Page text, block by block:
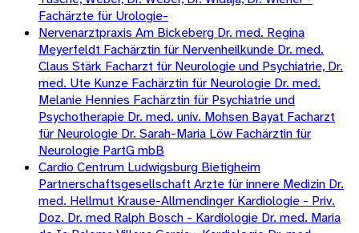
Fachärzte für Urologie-
Nervenarztpraxis Am Bickeberg Dr. med. Regina
Meyerfeldt Fachärztin für Nervenheilkunde Dr. med.
Claus Stärk Facharzt für Neurologie und Psychiatrie, Dr.
med. Ute Kunze Fachärztin für Neurologie Dr. med.
Melanie Hennies Fachärztin für Psychiatrie und
Psychotherapie Dr. med. univ. Mohsen Bayat Facharzt
für Neurologie Dr. Sarah-Maria Löw Fachärztin für
Neurologie PartG mbB
Cardio Centrum Ludwigsburg Bietigheim
Partnerschaftsgesellschaft Arzte für innere Medizin Dr.
med. Hellmut Krause-Allmendinger Kardiologie - Priv.
Doz. Dr. med Ralph Bosch - Kardiologie Dr. med. Maria